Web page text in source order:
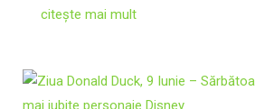
citește mai mult